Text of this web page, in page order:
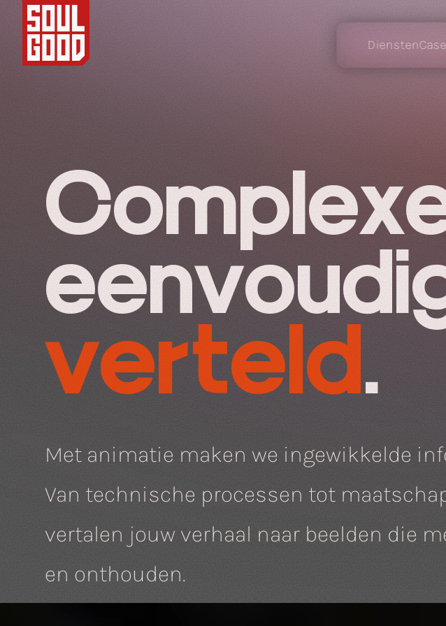
Diensten
verteld.
Met animatie maken we ingewikkelde
Van technische processen tot
vertalen jouw verhaal naar beelden die
en onthouden.